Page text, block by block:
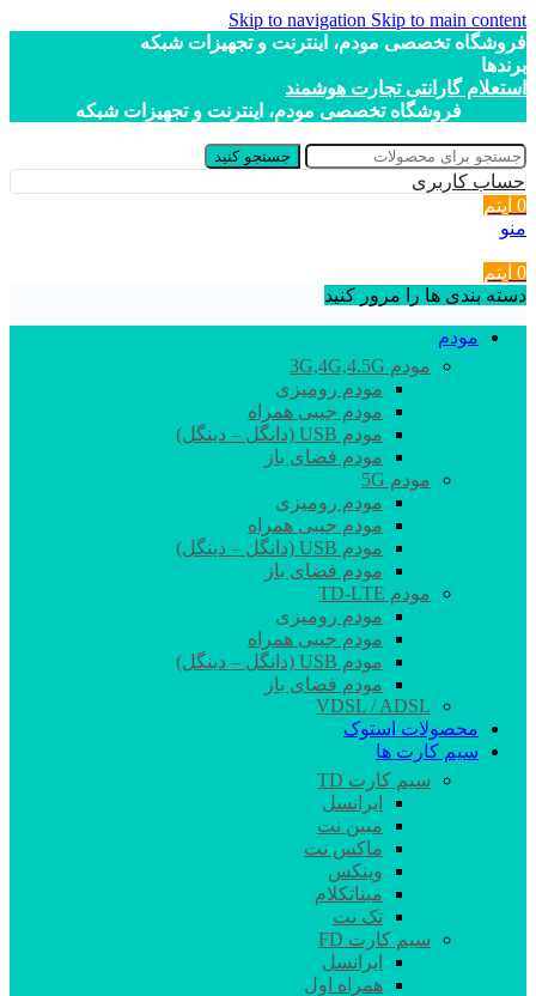
Skip to navigation Skip to main content
فروشگاه تخصصی مودم، اینترنت و تجهیزات شبکه
برندها
استعلام گارانتی تجارت هوشمند
فروشگاه تخصصی مودم، اینترنت و تجهیزات شبکه
جستجو کنید
حساب کاربری
0 آیتم
منو
0 آیتم
دسته بندی ها را مرور کنید
مودم
مودم 3G,4G,4.5G
مودم رومیزی
مودم جیبی همراه
مودم USB (دانگل – دینگل)
مودم فضای باز
مودم 5G
مودم رومیزی
مودم جیبی همراه
مودم USB (دانگل – دینگل)
مودم فضای باز
مودم TD-LTE
مودم رومیزی
مودم جیبی همراه
مودم USB (دانگل – دینگل)
مودم فضای باز
VDSL / ADSL
محصولات استوک
سیم کارت ها
سیم کارت TD
ایرانسل
مبین نت
ماکس نت
وینکس
مبناتکلام
تک نت
سیم کارت FD
ایرانسل
همراه اول